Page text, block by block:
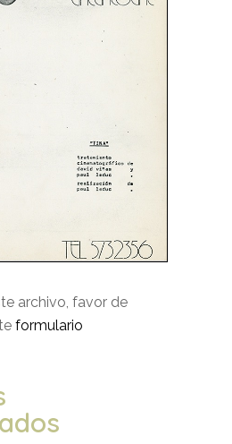
archivo, favor de
formulario